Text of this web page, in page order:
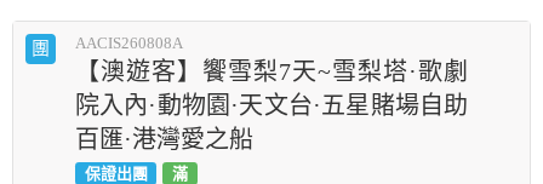
團 AACIS260808A
【澳遊客】饗雪梨7天~雪梨塔·歌劇
院入內·動物園·天文台·五星賭場自助
百匯·港灣愛之船
保證出團 滿